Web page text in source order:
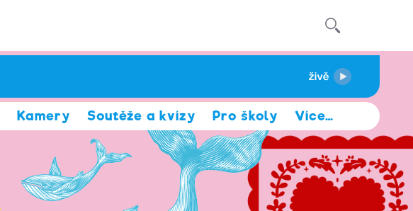
Kamery Soutěže a kvízy Pro školy Více…